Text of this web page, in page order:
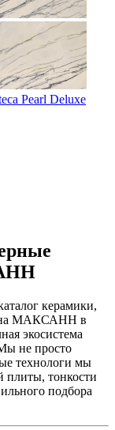
Pearl Deluxe
керамики,
МАКСАНН в
экосистема
не просто
технологи мы
плиты, тонкости
подбора